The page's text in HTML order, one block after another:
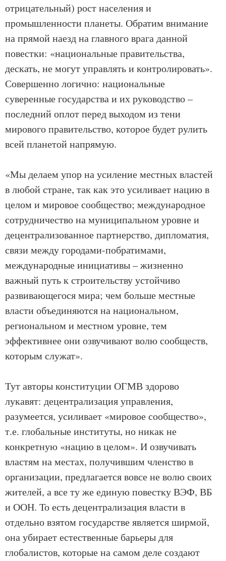
отрицательный) рост населения и
промышленности планеты. Обратим внимание
на прямой наезд на главного врага данной
повестки: «национальные правительства,
дескать, не могут управлять и контролировать».
Совершенно логично: национальные
суверенные государства и их руководство –
последний оплот перед выходом из тени
мирового правительство, которое будет рулить
всей планетой напрямую.
«Мы делаем упор на усиление местных властей
в любой стране, так как это усиливает нацию в
целом и мировое сообщество; международное
сотрудничество на муниципальном уровне и
децентрализованное партнерство, дипломатия,
связи между городами-побратимами,
международные инициативы – жизненно
важный путь к строительству устойчиво
развивающегося мира; чем больше местные
власти объединяются на национальном,
региональном и местном уровне, тем
эффективнее они озвучивают волю сообществ,
которым служат».
Тут авторы конституции ОГМВ здорово
лукавят: децентрализация управления,
разумеется, усиливает «мировое сообщество»,
т.е. глобальные институты, но никак не
конкретную «нацию в целом». И озвучивать
властям на местах, получившим членство в
организации, предлагается вовсе не волю своих
жителей, а все ту же единую повестку ВЭФ, ВБ
и ООН. То есть децентрализация власти в
отдельно взятом государстве является ширмой,
она убирает естественные барьеры для
глобалистов, которые на самом деле создают